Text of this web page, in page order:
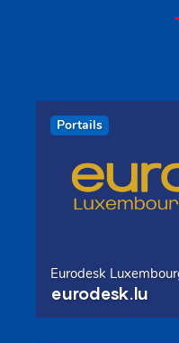
Portails
Eurodesk
eurodesk.lu